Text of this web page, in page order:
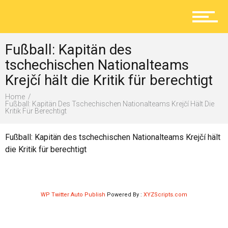
Lokal
Ratgeber
Service
Fußball: Kapitän des
tschechischen Nationalteams
Krejčí hält die Kritik für berechtigt
Home
Fußball: Kapitän Des Tschechischen Nationalteams Krejčí Hält Die
Kritik Für Berechtigt
Fußball: Kapitän des tschechischen Nationalteams Krejčí hält
die Kritik für berechtigt
WP Twitter Auto Publish Powered By : XYZScripts.com